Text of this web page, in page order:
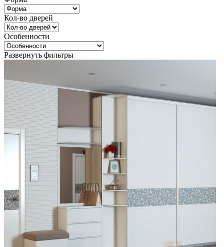
Кол-во дверей
Особенности
Развернуть фильтры